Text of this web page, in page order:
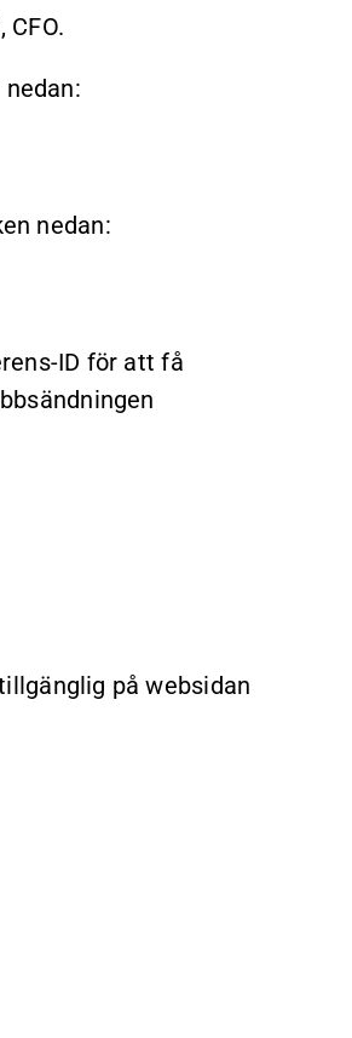
nedan:
ID för att få
på websidan